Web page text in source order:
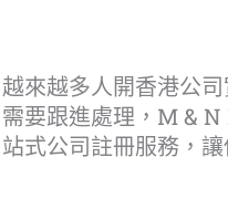
越來越多人開香港公
需要跟進處理，M &
站式公司註冊服務，